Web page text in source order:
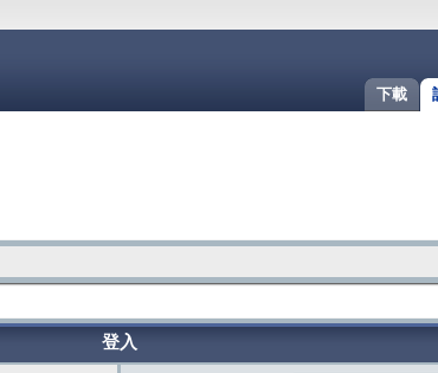
下載
登入